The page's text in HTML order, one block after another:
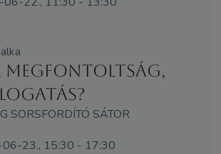
megfontoltság,
SORSFORDÍTÓ SÁTOR
23., 15:30 - 17:30